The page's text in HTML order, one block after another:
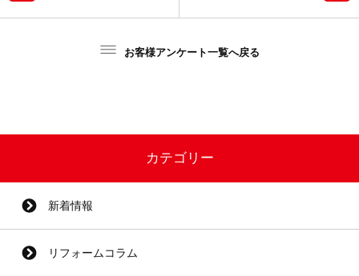
お客様アンケート一覧へ戻る
カテゴリー
新着情報
リフォームコラム